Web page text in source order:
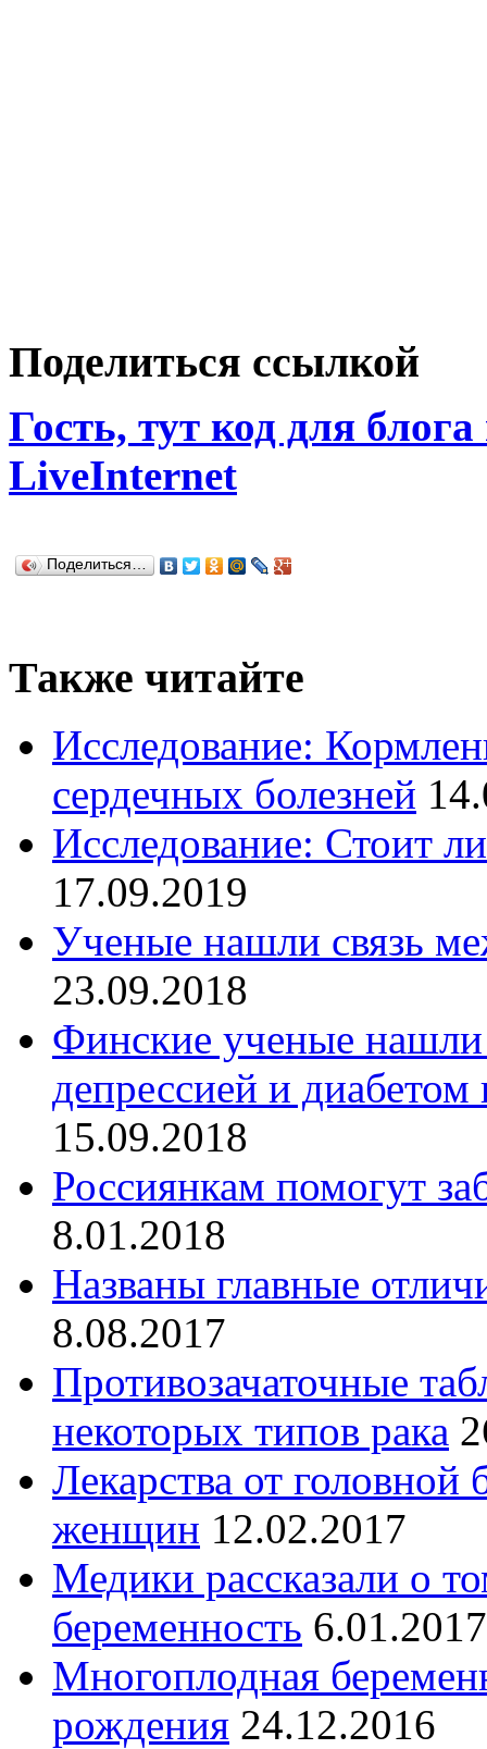
Поделиться ссылкой
Гость, тут код для
LiveInternet
Поделиться…
Также читайте
Исследование:
сердечных болезней
Исследование: Стоит
17.09.2019
Ученые нашли связь
23.09.2018
Финские ученые нашли
депрессией и
15.09.2018
Россиянкам помогут
8.01.2018
Названы главные
8.08.2017
Противозачаточные
некоторых типов рака
Лекарства от
женщин 12.02.2017
Медики рассказали о
беременность 6.01.2017
Многоплодная
рождения 24.12.2016